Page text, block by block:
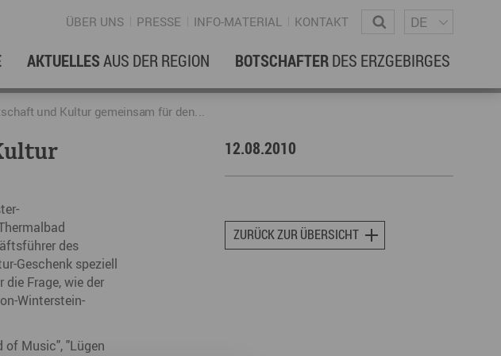
ÜBER UNS PRESSE INFO-MATERIAL KONTAKT Wonach suchen Sie?
DE
LEBENSREGION
Wohnen & Hausbau
AKTUELLESAUS DER REGION
NEWSLETTER
BOTSCHAFTERDES ERZGEBIRGES
und Kultur gemeinsam für den...
des
Geschenk speziell
Frage, wie der
Winterstein-
of Music", "Lügen
12.08.2010
ZURÜCK ZUR ÜBERSICHT